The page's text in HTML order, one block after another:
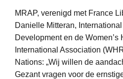
MRAP, verenigd met France
Danielle Mitteran,
Development en de Women’s
International Association
Nations: „Wij willen de
Gezant vragen voor de